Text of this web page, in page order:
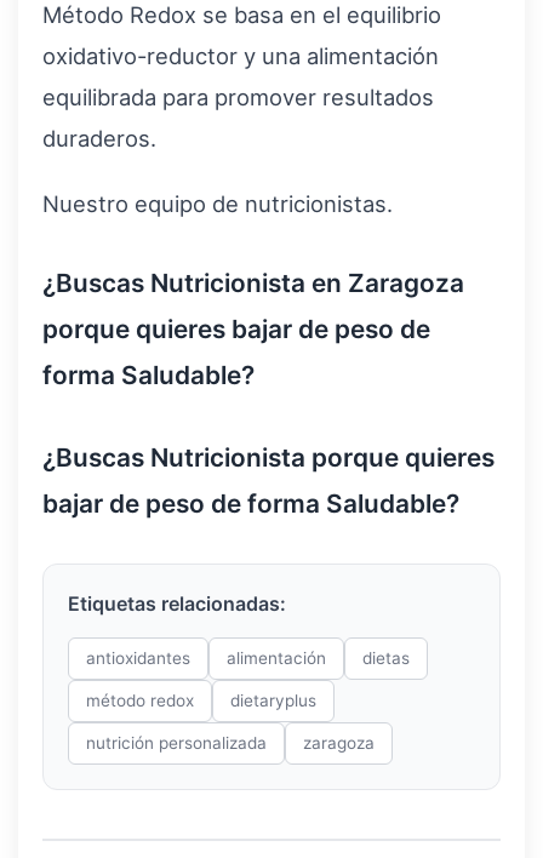
Método Redox se basa en el equilibrio
oxidativo-reductor y una alimentación
equilibrada para promover resultados
duraderos.
Nuestro equipo de nutricionistas.
¿Buscas Nutricionista en Zaragoza
porque quieres bajar de peso de
forma Saludable?
¿Buscas Nutricionista porque quieres
bajar de peso de forma Saludable?
Etiquetas relacionadas:
antioxidantes alimentación dietas
método redox dietaryplus
nutrición personalizada zaragoza